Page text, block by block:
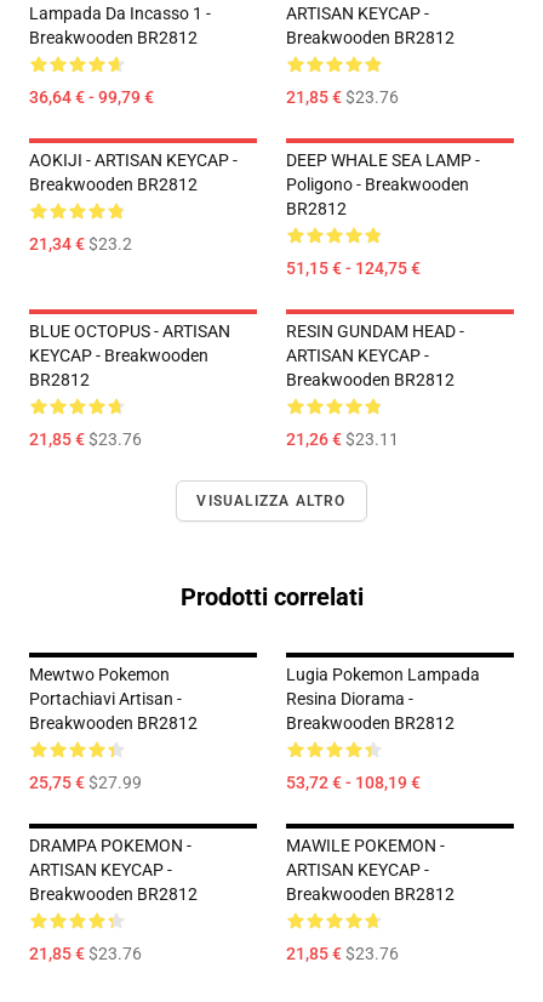
Lampada Da Incasso 1 -
Breakwooden BR2812
36,64 € - 99,79 €
ARTISAN KEYCAP -
Breakwooden BR2812
21,85 €$23.76
AOKIJI - ARTISAN KEYCAP -
Breakwooden BR2812
21,34 €$23.2
DEEP WHALE SEA LAMP -
Poligono - Breakwooden
BR2812
51,15 € - 124,75 €
BLUE OCTOPUS - ARTISAN
KEYCAP - Breakwooden
BR2812
21,85 €$23.76
RESIN GUNDAM HEAD -
ARTISAN KEYCAP -
Breakwooden BR2812
21,26 €$23.11
VISUALIZZA ALTRO
Prodotti correlati
Mewtwo Pokemon
Portachiavi Artisan -
Breakwooden BR2812
25,75 €$27.99
Lugia Pokemon Lampada
Resina Diorama -
Breakwooden BR2812
53,72 € - 108,19 €
DRAMPA POKEMON -
ARTISAN KEYCAP -
Breakwooden BR2812
21,85 €$23.76
MAWILE POKEMON -
ARTISAN KEYCAP -
Breakwooden BR2812
21,85 €$23.76